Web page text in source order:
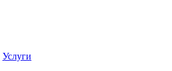
Услуги